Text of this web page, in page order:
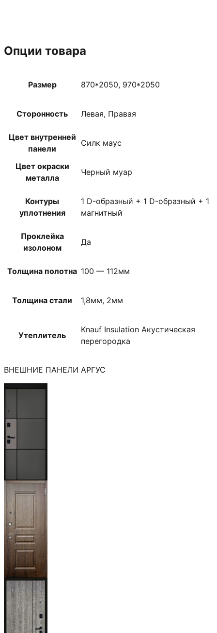
Опции товара
Размер 870*2050, 970*2050
Сторонность Левая, Правая
Цвет внутренней
панели
Силк маус
Цвет окраски
металла
Черный муар
Контуры
уплотнения
1 D-образный + 1 D-образный + 1
магнитный
Проклейка
изолоном
Да
Толщина полотна 100 — 112мм
Толщина стали 1,8мм, 2мм
Утеплитель
Knauf Insulation Акустическая
перегородка
ВНЕШНИЕ ПАНЕЛИ АРГУС
Мичиган
Магистр
Дуб кантри
тёмный